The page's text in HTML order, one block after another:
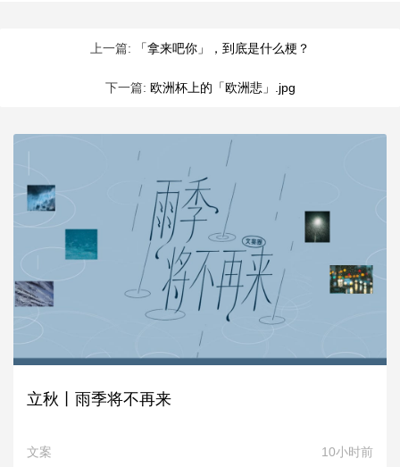
上一篇: 「拿来吧你」，到底是什么梗？
下一篇: 欧洲杯上的「欧洲悲」.jpg
立秋丨雨季将不再来
文案 10小时前